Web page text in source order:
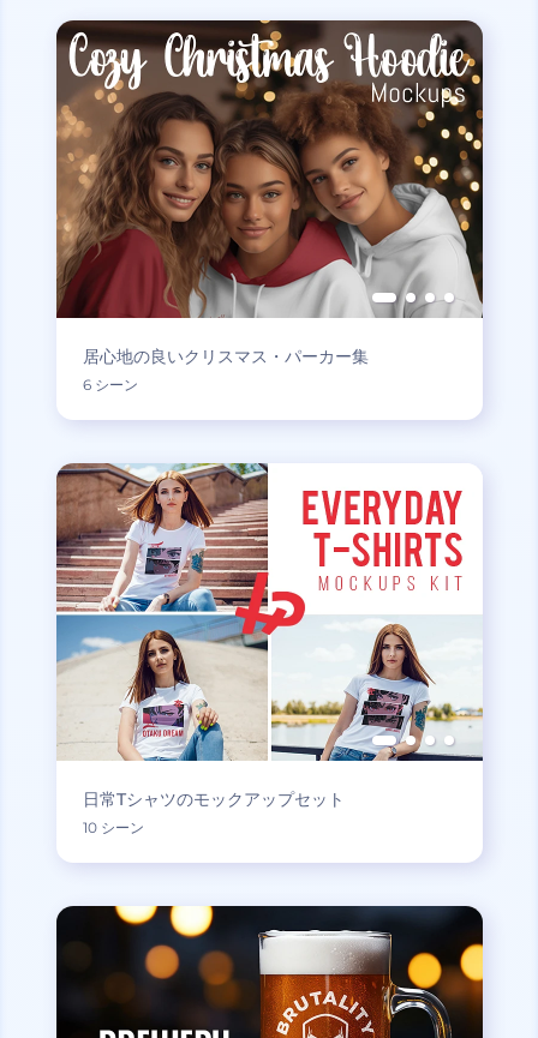
居心地の良いクリスマス・パーカー集
6 シーン
日常Tシャツのモックアップセット
10 シーン